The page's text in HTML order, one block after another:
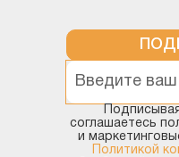
3.
соглашаетесь
и
Политикой